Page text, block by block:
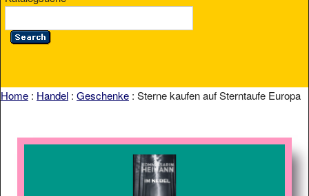
Home : Handel : Geschenke : Sterne kaufen auf Sterntaufe Europa